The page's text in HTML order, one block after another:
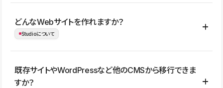
どんなWebサイトを作れますか？
Studioについて
コーポレートサイト、サービスサイト、LP、採用サイト、ブロ
グ・メディア、イベントサイト、店舗・商品紹介サイト、ポートフ
既存サイトやWordPressなど他のCMSから移行できま
すか？